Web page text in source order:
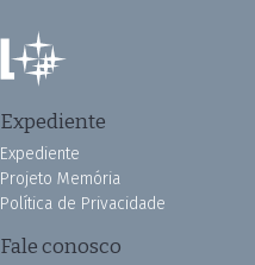
Expediente
Expediente
Projeto Memória
Política de Privacidade
Fale conosco